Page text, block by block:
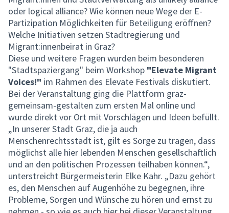
oder logical alliance? Wie können neue Wege der E-
Partizipation Möglichkeiten für Beteiligung eröffnen?
Welche Initiativen setzen Stadtregierung und
Migrant:innenbeirat in Graz?
Diese und weitere Fragen wurden beim besonderen
"Stadtspaziergang" beim Workshop "Elevate Migrant
Voices!" im Rahmen des Elevate Festivals diskutiert.
Bei der Veranstaltung ging die Plattform graz-
gemeinsam-gestalten zum ersten Mal online und
wurde direkt vor Ort mit Vorschlägen und Ideen befüllt.
„In unserer Stadt Graz, die ja auch
Menschenrechtsstadt ist, gilt es Sorge zu tragen, dass
möglichst alle hier lebenden Menschen gesellschaftlich
und an den politischen Prozessen teilhaben können.“,
unterstreicht Bürgermeisterin Elke Kahr. „Dazu gehört
es, den Menschen auf Augenhöhe zu begegnen, ihre
Probleme, Sorgen und Wünsche zu hören und ernst zu